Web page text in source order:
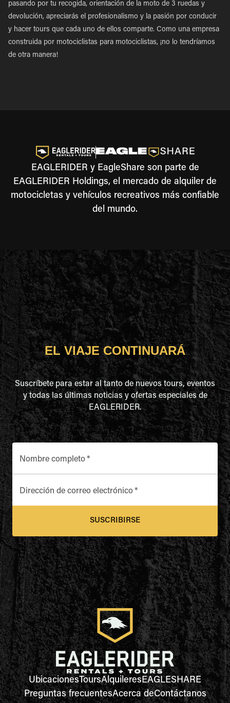
pasando por tu recogida, orientación de la moto de 3 ruedas y
devolución, apreciarás el profesionalismo y la pasión por conducir
y hacer tours que cada uno de ellos comparte. Como una empresa
construida por motociclistas para motociclistas, ¡no lo tendríamos
de otra manera!
EAGLERIDER y EagleShare son parte de
EAGLERIDER Holdings, el mercado de alquiler de
motocicletas y vehículos recreativos más confiable
del mundo.
EL VIAJE CONTINUARÁ
Suscríbete para estar al tanto de nuevos tours, eventos
y todas las últimas noticias y ofertas especiales de
EAGLERIDER.
Nombre completo*
Dirección de correo electrónico*
SUSCRIBIRSE
UbicacionesToursAlquileresEAGLESHARE
Preguntas frecuentesAcerca deContáctanos